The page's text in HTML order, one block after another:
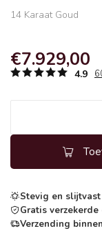
14 Karaat Goud
€7.929,00
4.9
Stevig en slijtvast
Gratis
Verzending